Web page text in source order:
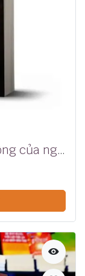
Carlos Slim: Bí quyết thành công của người đàn ông giàu nhất thế giới